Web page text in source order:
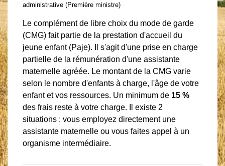
administrative (Première ministre)
Le complément de libre choix du mode de garde
(CMG) fait partie de la prestation d'accueil du
jeune enfant (Paje). Il s'agit d'une prise en charge
partielle de la rémunération d'une assistante
maternelle agréée. Le montant de la CMG varie
selon le nombre d'enfants à charge, l'âge de votre
enfant et vos ressources. Un minimum de 15 %
des frais reste à votre charge. Il existe 2
situations : vous employez directement une
assistante maternelle ou vous faites appel à un
organisme intermédiaire.